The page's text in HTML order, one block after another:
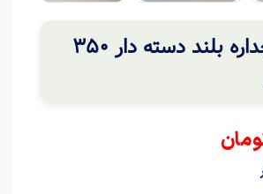
لیوان دوجداره بلند دسته دار 350